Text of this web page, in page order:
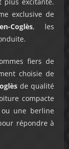
exclusive de
Coglès, les
fiers de
choisie de
de qualité
compacte
une berline
répondre à